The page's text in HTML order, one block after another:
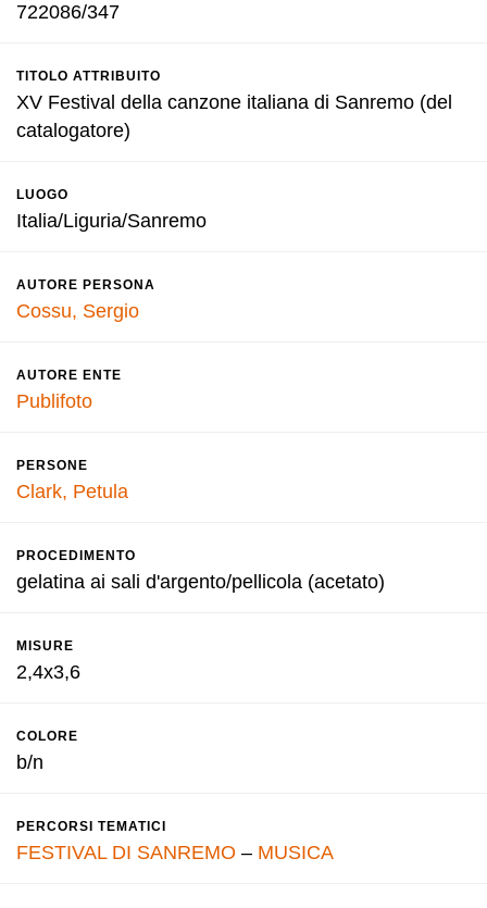
722086/347
TITOLO ATTRIBUITO
XV Festival della canzone italiana di Sanremo (del
catalogatore)
LUOGO
Italia/Liguria/Sanremo
AUTORE PERSONA
Cossu, Sergio
AUTORE ENTE
Publifoto
PERSONE
Clark, Petula
PROCEDIMENTO
gelatina ai sali d'argento/pellicola (acetato)
MISURE
2,4x3,6
COLORE
b/n
PERCORSI TEMATICI
FESTIVAL DI SANREMO – MUSICA